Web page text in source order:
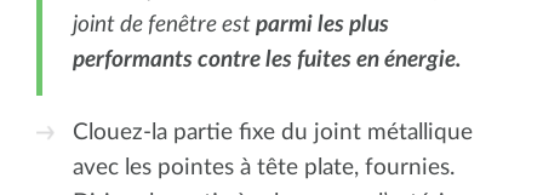
joint de fenêtre est parmi les plus
performants contre les fuites en énergie.
Clouez-la partie fixe du joint métallique
avec les pointes à tête plate, fournies.